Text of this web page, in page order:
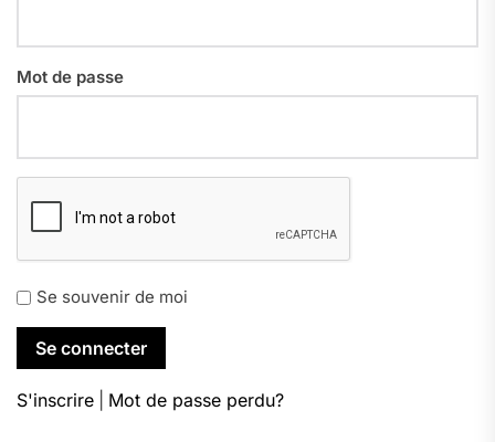
Mot de passe
Se souvenir de moi
S'inscrire Mot de passe perdu?